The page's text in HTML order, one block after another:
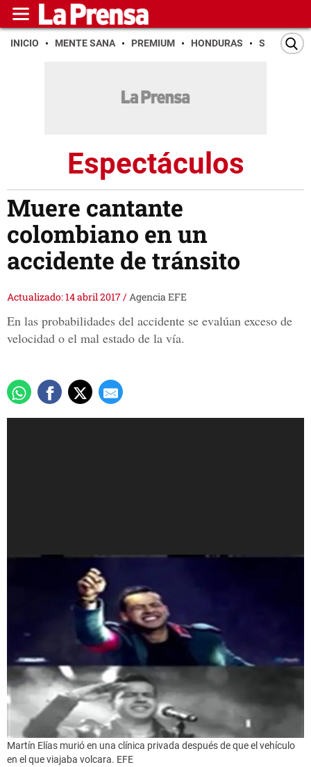
INICIO MENTE SANA PREMIUM HONDURAS SAN PEDRO
Espectáculos
Muere cantante
colombiano en un
accidente de tránsito
Actualizado: 14 abril 2017/Agencia EFE
En las probabilidades del accidente se evalúan exceso de
velocidad o el mal estado de la vía.
Martín Elías murió en una clínica privada después de que el vehículo
en el que viajaba volcara. EFE